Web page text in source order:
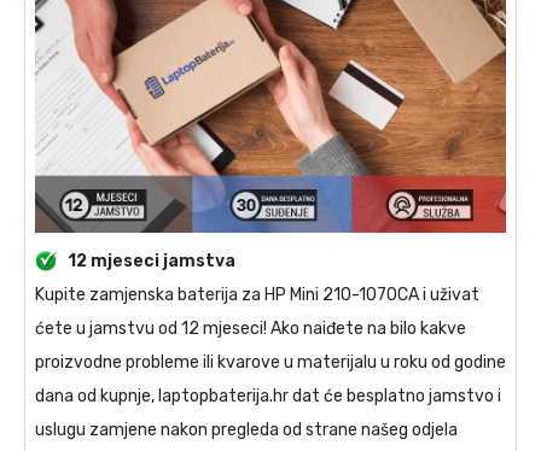
12 mjeseci jamstva
Kupite zamjenska baterija za HP Mini 210-1070CAi uživat
ćete u jamstvu od 12 mjeseci! Ako naiđete na bilo kakve
proizvodne probleme ili kvarove u materijalu u roku od godine
dana od kupnje, laptopbaterija.hr dat će besplatno jamstvo i
uslugu zamjene nakon pregleda od strane našeg odjela